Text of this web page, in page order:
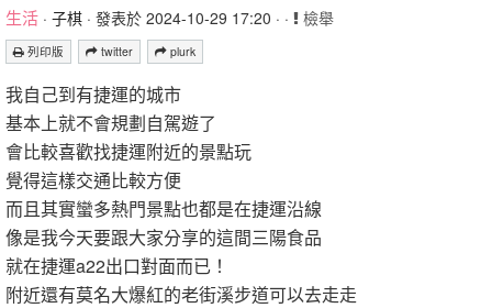
生活 · 子棋 · 發表於 2024-10-29 17:20 · · 檢舉
列印版 twitter plurk
我自己到有捷運的城市
基本上就不會規劃自駕遊了
會比較喜歡找捷運附近的景點玩
覺得這樣交通比較方便
而且其實蠻多熱門景點也都是在捷運沿線
像是我今天要跟大家分享的這間三陽食品
就在捷運a22出口對面而已！
附近還有莫名大爆紅的老街溪步道可以去走走